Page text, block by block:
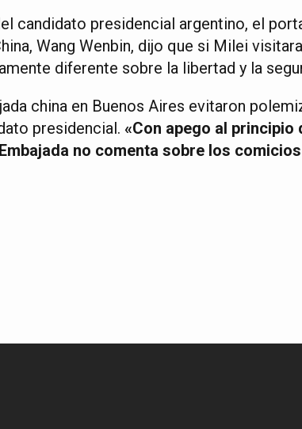
candidato presidencial argentino, el
Wang Wenbin, dijo que si Milei
diferente sobre la libertad y la
china en Buenos Aires evitaron
presidencial. «Con apego al
no comenta sobre los